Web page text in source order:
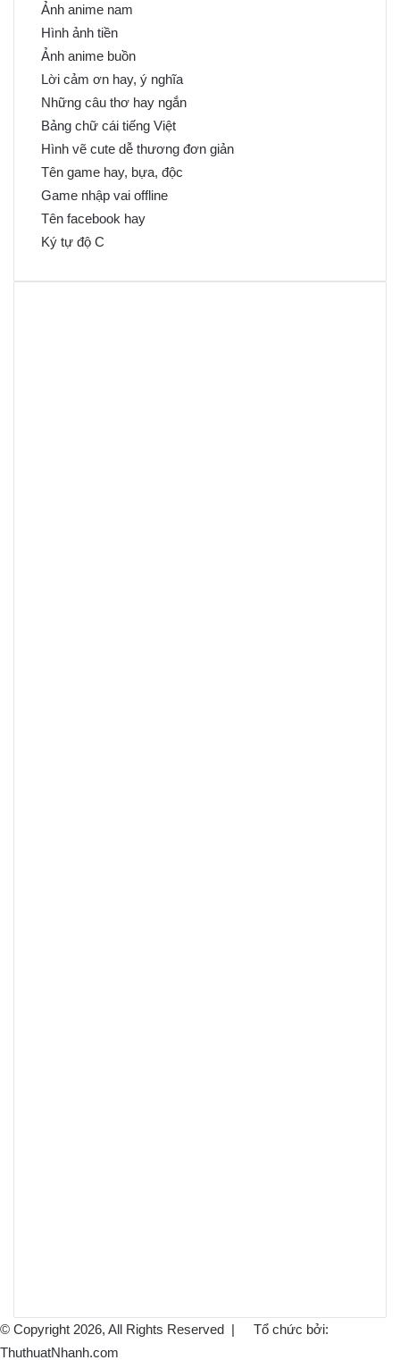
Ảnh anime nam
Hình ảnh tiền
Ảnh anime buồn
Lời cảm ơn hay, ý nghĩa
Những câu thơ hay ngắn
Bảng chữ cái tiếng Việt
Hình vẽ cute dễ thương đơn giản
Tên game hay, bựa, độc
Game nhập vai offline
Tên facebook hay
Ký tự độ C
© Copyright 2026, All Rights Reserved |
Tổ chức bởi:
ThuthuatNhanh.com